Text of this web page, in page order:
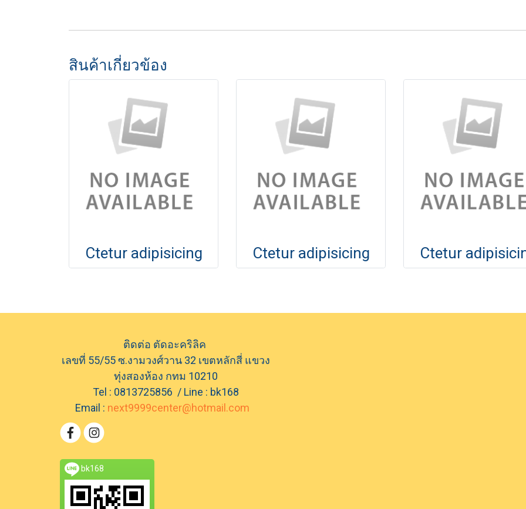
สินค้าเกี่ยวข้อง
Ctetur adipisicing Ctetur adipisicing Ctetur
ติดต่อ ตัดอะคริลิค
เลขที่ 55/55 ซ.งามวงศ์วาน 32 เขตหลักสี่ แขวง
ทุ่งสองห้อง กทม 10210
Tel : 0813725856 / Line : bk168
Email : next9999center@hotmail.com
bk168